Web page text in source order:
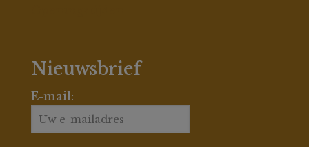
Nieuwsbrief
E-mail: